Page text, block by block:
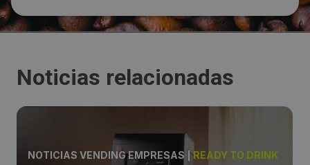
Noticias relacionadas
NOTICIAS VENDING EMPRESAS |READY TO DRINK